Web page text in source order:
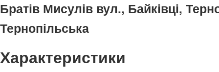
Братів Мисулів вул., Байківці,
Тернопільська
Характеристики